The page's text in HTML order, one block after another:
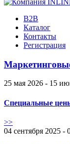
B2B
Каталог
Контакты
Регистрация
25 мая 2026 - 15
Специальные
>>
04 сентября 2025 -